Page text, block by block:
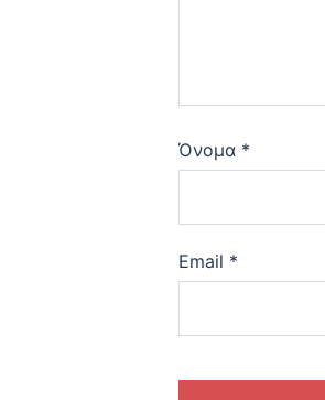
Όνομα *
Email *